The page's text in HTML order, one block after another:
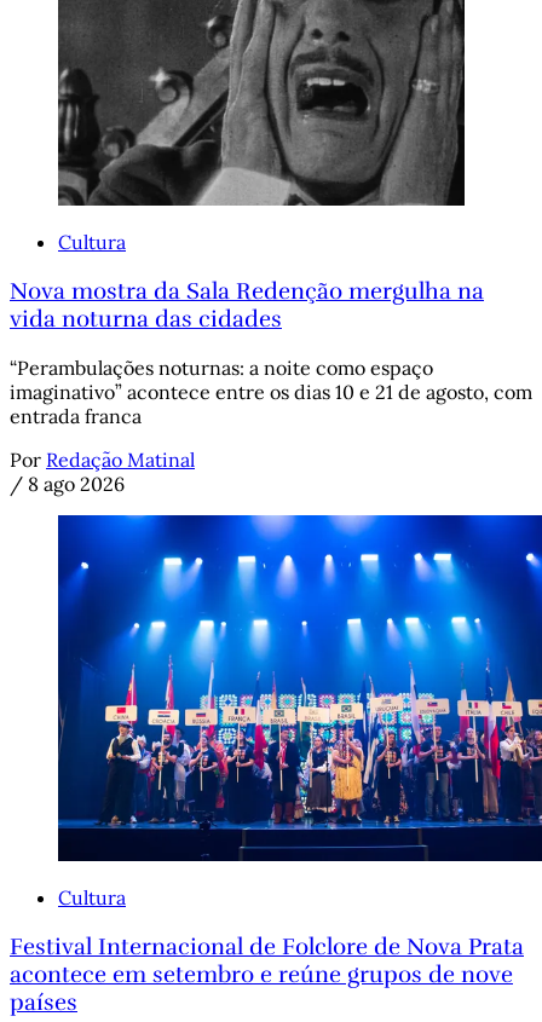
Cultura
Nova mostra da Sala Redenção mergulha na
vida noturna das cidades
“Perambulações noturnas: a noite como espaço
imaginativo” acontece entre os dias 10 e 21 de agosto, com
entrada franca
Por Redação Matinal
/ 8 ago 2026
Cultura
Festival Internacional de Folclore de Nova Prata
acontece em setembro e reúne grupos de nove
países